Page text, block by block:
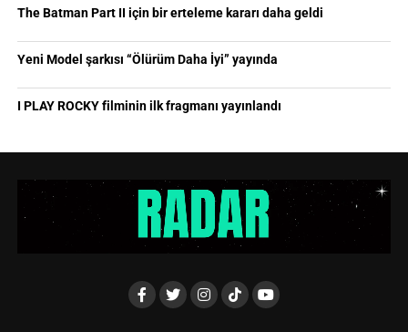
The Batman Part II için bir erteleme kararı daha geldi
Yeni Model şarkısı “Ölürüm Daha İyi” yayında
I PLAY ROCKY filminin ilk fragmanı yayınlandı